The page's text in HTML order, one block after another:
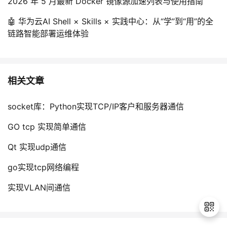
🤖 华为云AI Shell × Skills × 实践中心：从“学”到“用”的全
链路智能部署运维体验
相关文章
socket库：Python实现TCP/IP客户和服务器通信
GO tcp 实现简单通信
Qt 实现udp通信
go实现tcp网络编程
实现VLAN间通信